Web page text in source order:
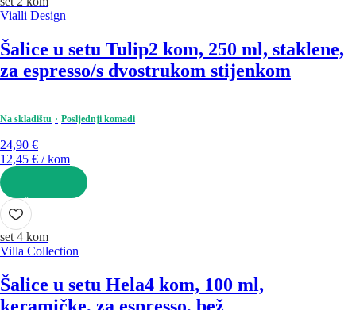
Vialli Design
Šalice u setu Tulip2 kom, 250 ml, staklene,
za espresso/s dvostrukom stijenkom
Na skladištu Posljednji komadi
24,90 €
12,45 € / kom
U KOŠARICU
set 4 kom
Villa Collection
Šalice u setu Hela4 kom, 100 ml,